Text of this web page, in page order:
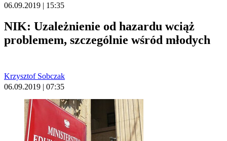
06.09.2019 | 15:35
NIK: Uzależnienie od hazardu wciąż
problemem, szczególnie wśród młodych
Krzysztof Sobczak
06.09.2019 | 07:35